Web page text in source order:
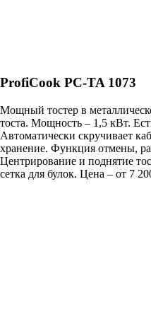
ProfiCook PC-TA 1073
Мощный тостер в
тоста. Мощность – 1,5 кВт.
Автоматически скручивает
хранение. Функция отмены,
Центрирование и поднятие
сетка для булок. Цена – от 7